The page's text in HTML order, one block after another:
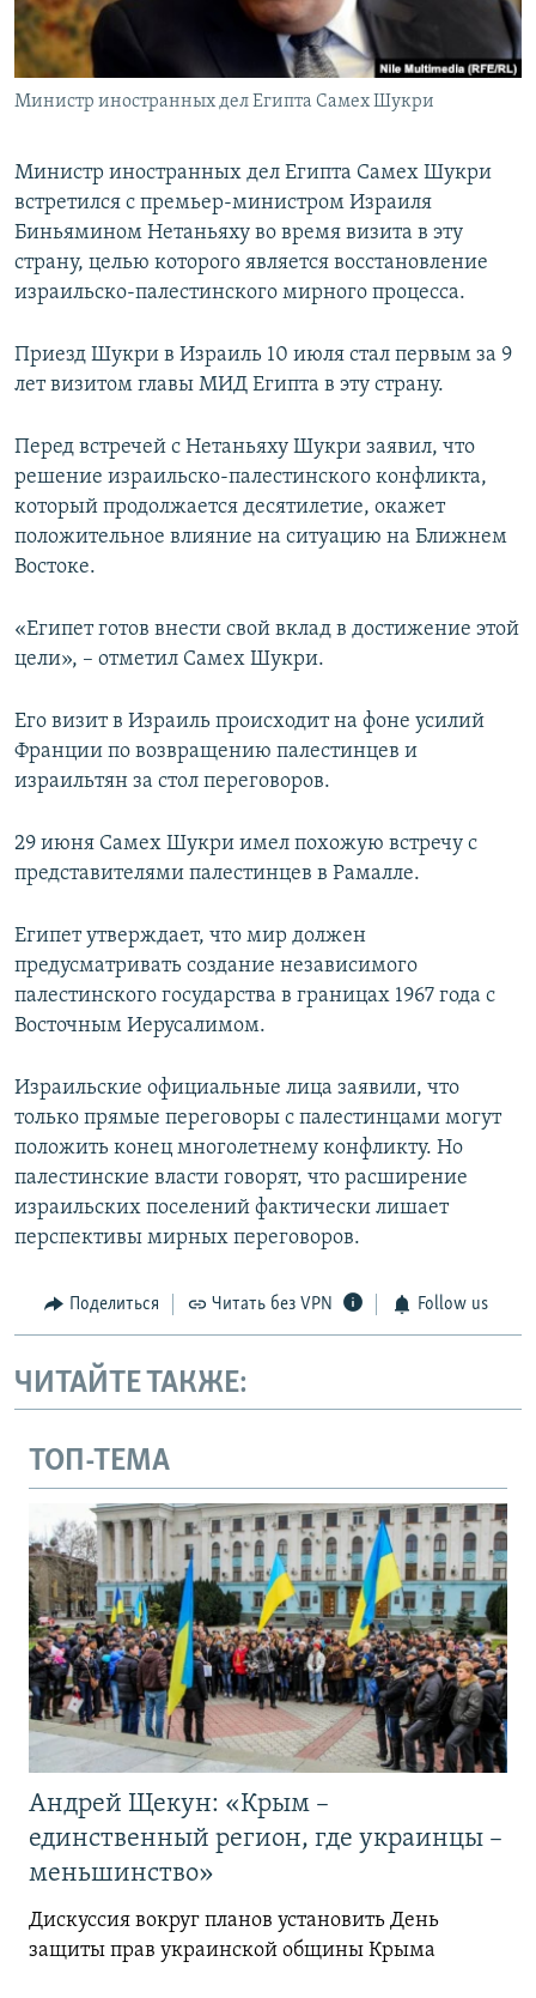
ПОБЕДИТЕЛЕЙ НЕ СУДЯТ?
КРЫМ.НЕПОКОРЕННЫЙ
ELIFBE
ПРИСОЕДИНЯЙТЕСЬ!
Все сайты RFE/RL
Министр иностранных дел Египта Самех Шукри
Министр иностранных дел Египта Самех Шукри
встретился с премьер-министром Израиля
Биньямином Нетаньяху во время визита в эту
страну, целью которого является восстановление
израильско-палестинского мирного процесса.
Приезд Шукри в Израиль 10 июля стал первым за 9
лет визитом главы МИД Египта в эту страну.
Перед встречей с Нетаньяху Шукри заявил, что
решение израильско-палестинского конфликта,
который продолжается десятилетие, окажет
положительное влияние на ситуацию на Ближнем
Востоке.
«Египет готов внести свой вклад в достижение этой
цели», – отметил Самех Шукри.
Его визит в Израиль происходит на фоне усилий
Франции по возвращению палестинцев и
израильтян за стол переговоров.
29 июня Самех Шукри имел похожую встречу с
представителями палестинцев в Рамалле.
Египет утверждает, что мир должен
предусматривать создание независимого
палестинского государства в границах 1967 года с
Восточным Иерусалимом.
Израильские официальные лица заявили, что
только прямые переговоры с палестинцами могут
положить конец многолетнему конфликту. Но
палестинские власти говорят, что расширение
израильских поселений фактически лишает
перспективы мирных переговоров.
Поделиться Читать без VPN Follow us
ЧИТАЙТЕ ТАКЖЕ:
ТОП-ТЕМА
Андрей Щекун: «Крым –
единственный регион, где украинцы –
меньшинство»
Дискуссия вокруг планов установить День
защиты прав украинской общины Крыма